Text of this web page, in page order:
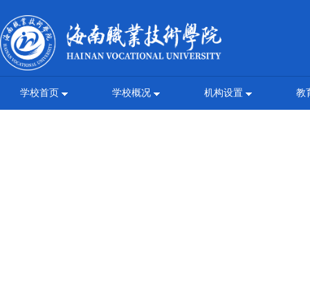
学校首页 学校概况 机构设置 教